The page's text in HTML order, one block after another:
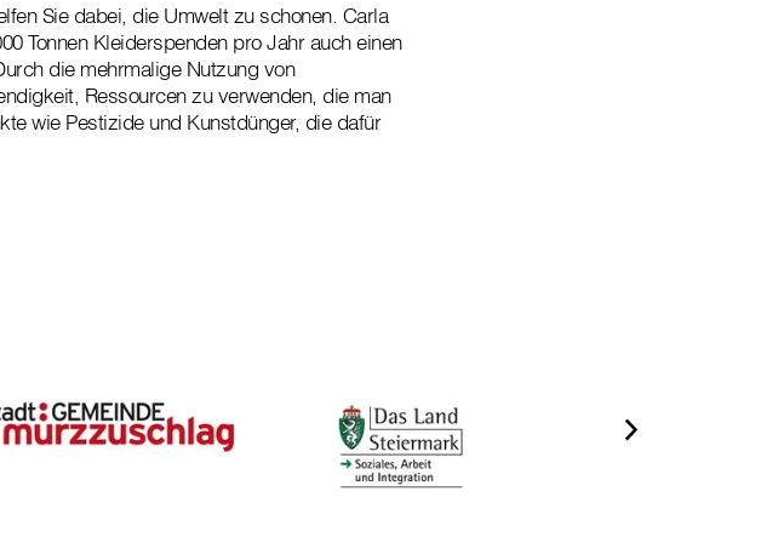
Sie dabei, die Umwelt zu schonen. Carla
Tonnen Kleiderspenden pro Jahr auch einen
die mehrmalige Nutzung von
Ressourcen zu verwenden, die man
wie Pestizide und Kunstdünger, die dafür